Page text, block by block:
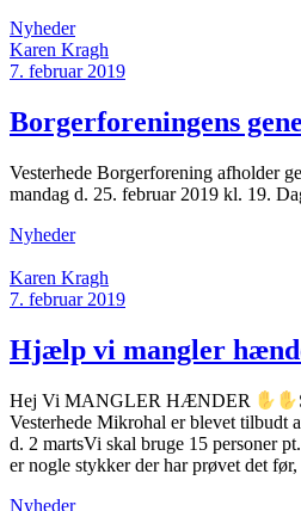
Nyheder
Karen Kragh
7. februar 2019
Borgerforeningens
Vesterhede Borgerforening afholder
mandag d. 25. februar 2019 kl. 19.
Nyheder
Karen Kragh
7. februar 2019
Hjælp vi mangler
Hej Vi MANGLER HÆNDER
Vesterhede Mikrohal er blevet tilbudt
d. 2 martsVi skal bruge 15 personer
er nogle stykker der har prøvet det
Nyheder